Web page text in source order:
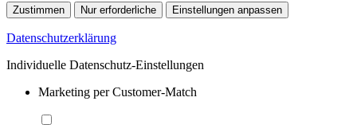
Zustimmen Nur erforderliche Einstellungen anpassen
Datenschutzerklärung
Individuelle Datenschutz-Einstellungen
Marketing per Customer-Match